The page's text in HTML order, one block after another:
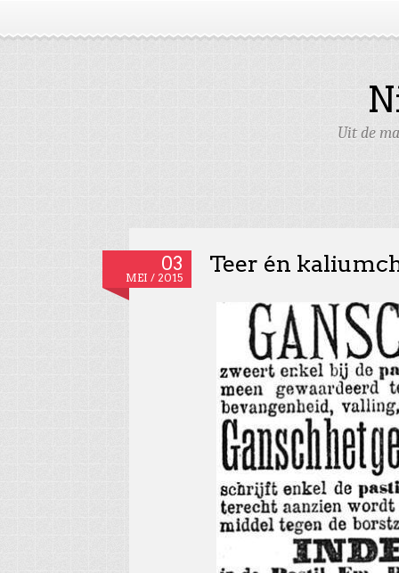
Uit de
03
MEI / 2015
Teer én